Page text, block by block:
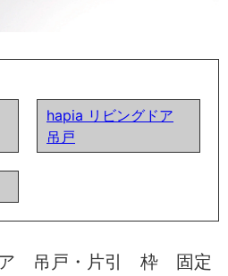
hapia リビングドア
吊戸
ア 吊戸・片引 枠 固定